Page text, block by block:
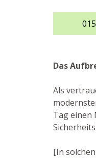
Das
Als
Tag einen
[In